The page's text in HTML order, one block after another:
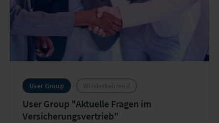
User Group
User Group "Aktuelle Fragen im
Versicherungsvertrieb"